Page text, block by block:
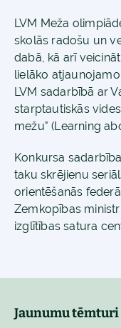
LVM Meža
skolās radošu un
dabā, kā arī
lielāko
LVM sadarbībā ar
starptautiskās
mežu" (Learning
Konkursa
taku skrējienu
orientēšanās
Zemkopības
izglītības satura
Jaunumu tēmturi